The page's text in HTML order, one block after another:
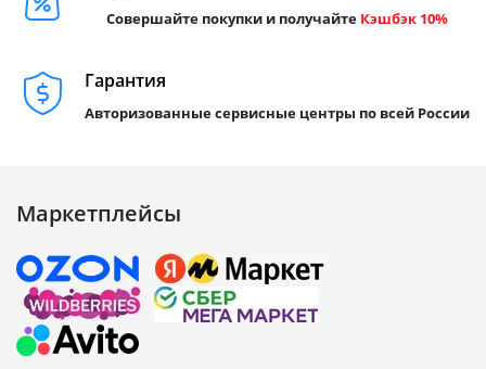
Совершайте покупки и получайте Кэшбэк 10%
Гарантия
Авторизованные сервисные центры по всей России
Маркетплейсы